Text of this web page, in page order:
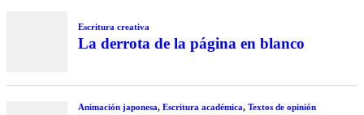
Escritura creativa
La derrota de la página en blanco
Animación japonesa, Escritura académica, Textos de opinión